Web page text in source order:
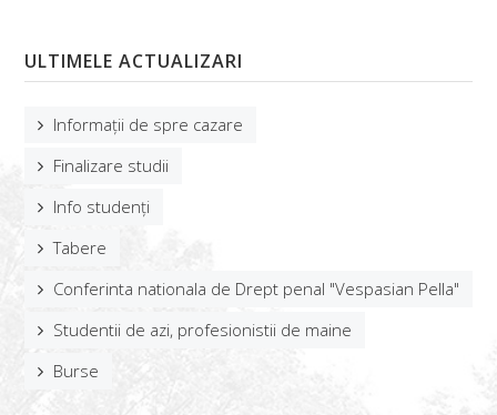
ULTIMELE ACTUALIZARI
Informații de spre cazare
Finalizare studii
Info studenți
Tabere
Conferinta nationala de Drept penal "Vespasian Pella"
Studentii de azi, profesionistii de maine
Burse